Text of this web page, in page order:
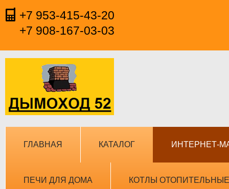
+7 953-415-43-20
+7 908-167-03-03
ГЛАВНАЯ КАТАЛОГ ИНТЕРНЕТ-
ПЕЧИ ДЛЯ ДОМА КОТЛЫ ОТОПИТЕЛЬНЫЕ